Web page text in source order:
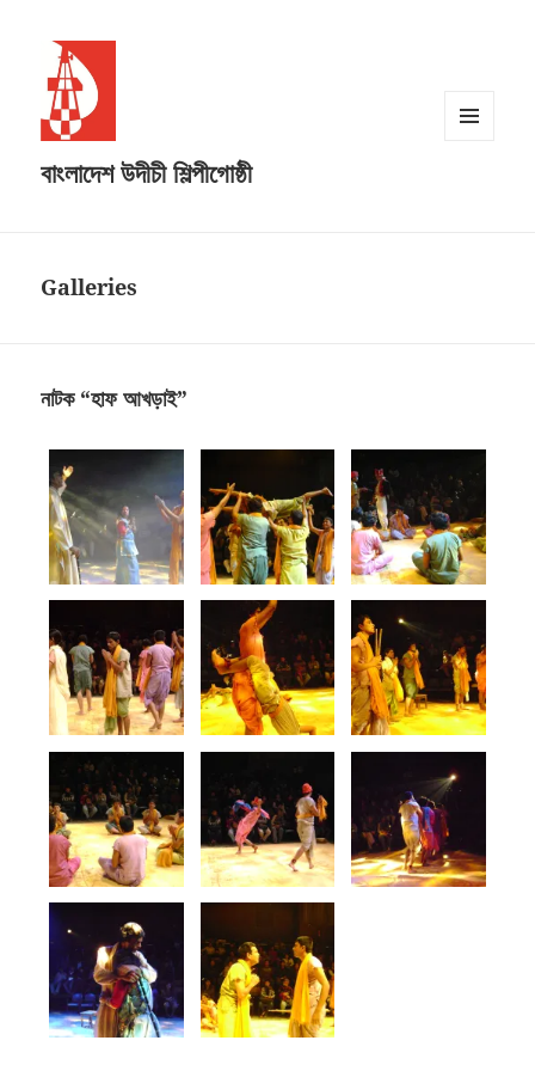
বাংলাদেশ উদীচী শিল্পীগোষ্ঠী
Galleries
নাটক “হাফ আখড়াই”